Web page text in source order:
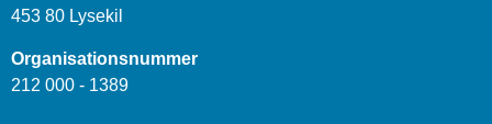
453 80 Lysekil
Organisationsnummer
212 000 - 1389